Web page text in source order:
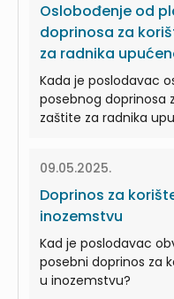
Oslobođenje od
doprinosa za
za radnika
Kada je poslodavac
posebnog doprinosa
zaštite za radnika
09.05.2025.
Doprinos za
inozemstvu
Kad je poslodavac
posebni doprinos za
u inozemstvu?